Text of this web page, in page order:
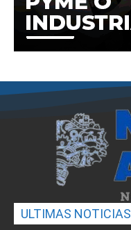
ULTIMAS NOTICIAS